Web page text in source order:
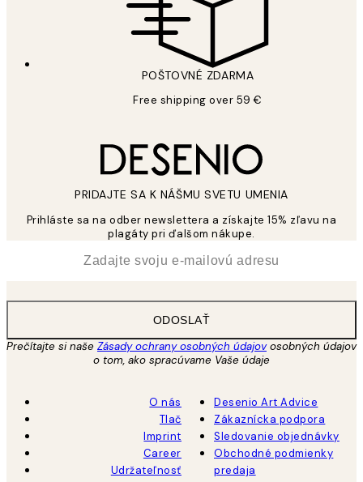
POŠTOVNÉ ZDARMA
Free shipping over 59 €
PRIDAJTE SA K NÁŠMU SVETU UMENIA
Prihláste sa na odber newslettera a získajte 15% zľavu na
plagáty pri ďalšom nákupe.
ODOSLAŤ
Prečítajte si naše Zásady ochrany osobných údajovosobných údajov
o tom, ako spracúvame Vaše údaje
O nás
Tlač
Imprint
Career
Udržateľnosť
Desenio Art Advice
Zákaznícka podpora
Sledovanie objednávky
Obchodné podmienky
predaja